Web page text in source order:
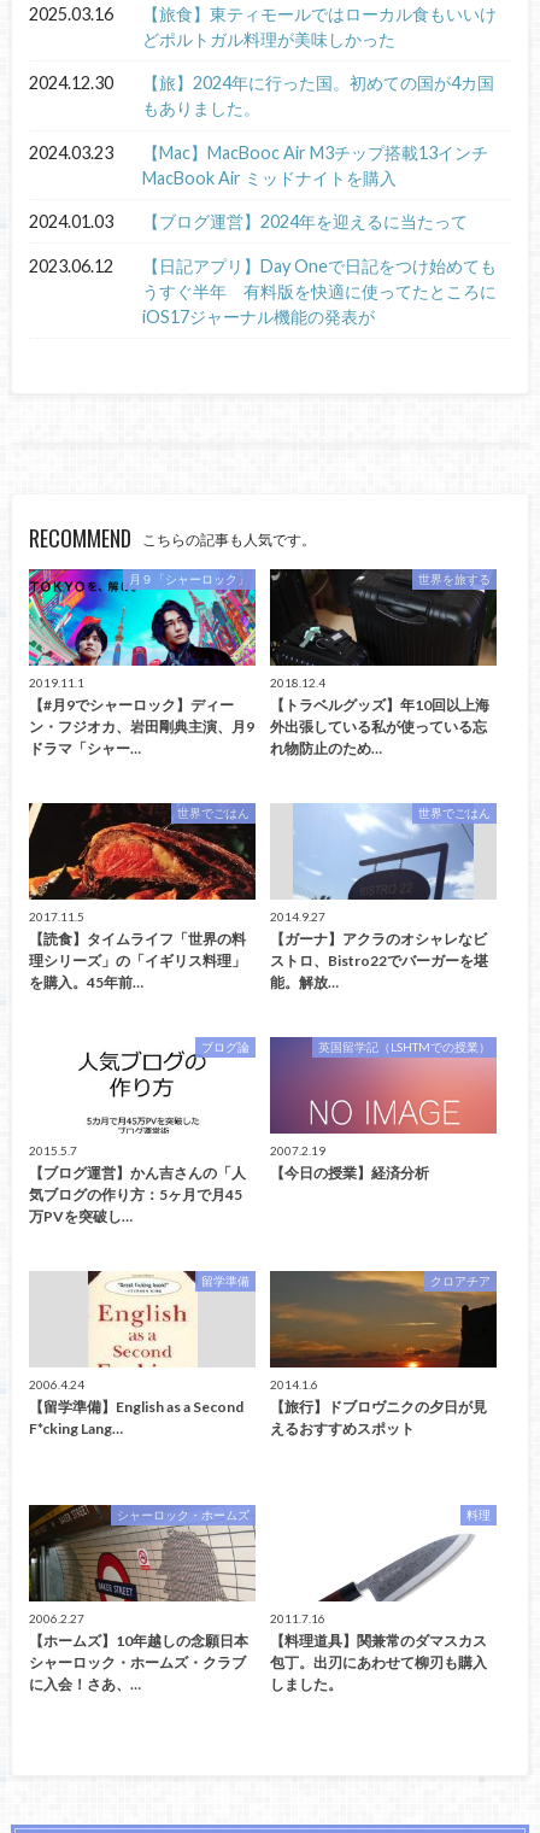
2025.03.16
【旅食】東ティモールではローカル食もいいけ
どポルトガル料理が美味しかった
2024.12.30
【旅】2024年に行った国。初めての国が4カ国
もありました。
2024.03.23
【Mac】MacBooc Air M3チップ搭載13インチ
MacBook Air ミッドナイトを購入
2024.01.03 【ブログ運営】2024年を迎えるに当たって
2023.06.12
【日記アプリ】Day Oneで日記をつけ始めても
うすぐ半年 有料版を快適に使ってたところに
iOS17ジャーナル機能の発表が
RECOMMEND こちらの記事も人気です。
月９「シャーロック」
2019.11.1
【#月9でシャーロック】ディー
ン・フジオカ、岩田剛典主演、月9
ドラマ「シャー…
世界を旅する
2018.12.4
【トラベルグッズ】年10回以上海
外出張している私が使っている忘
れ物防止のため…
世界でごはん
2017.11.5
【読食】タイムライフ「世界の料
理シリーズ」の「イギリス料理」
を購入。45年前…
世界でごはん
2014.9.27
【ガーナ】アクラのオシャレなビ
ストロ、Bistro22でバーガーを堪
能。解放…
ブログ論
2015.5.7
【ブログ運営】かん吉さんの「人
気ブログの作り方：5ヶ月で月45
万PVを突破し…
英国留学記（LSHTMでの授業）
2007.2.19
【今日の授業】経済分析
留学準備
2006.4.24
【留学準備】English as a Second
F*cking Lang…
クロアチア
2014.1.6
【旅行】ドブロヴニクの夕日が見
えるおすすめスポット
シャーロック・ホームズ
2006.2.27
【ホームズ】10年越しの念願日本
シャーロック・ホームズ・クラブ
に入会！さあ、…
料理
2011.7.16
【料理道具】関兼常のダマスカス
包丁。出刃にあわせて柳刃も購入
しました。